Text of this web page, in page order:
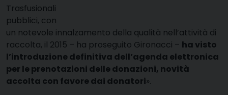
Trasfusionali
pubblici, con
un notevole innalzamento della qualità nell’attività di
raccolta, il 2015 – ha proseguito Gironacci – ha visto
l’introduzione definitiva dell’agenda elettronica
per le prenotazioni delle donazioni, novità
accolta con favore dai donatori».